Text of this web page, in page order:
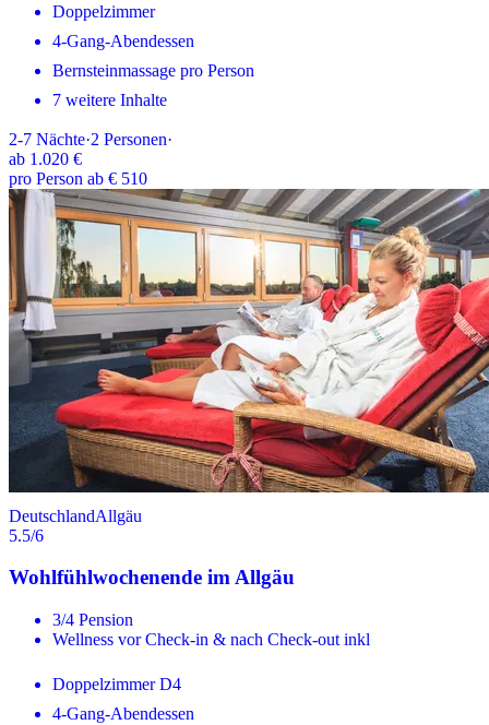
Doppelzimmer
4-Gang-Abendessen
Bernsteinmassage pro Person
7 weitere Inhalte
2-7 Nächte·2 Personen·
ab 1.020 €
pro Person ab € 510
DeutschlandAllgäu
5.5/6
Wohlfühlwochenende im Allgäu
3/4 Pension
Wellness vor Check-in & nach Check-out inkl
Doppelzimmer D4
4-Gang-Abendessen